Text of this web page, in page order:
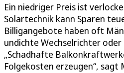
Ein niedriger Preis ist
Solartechnik kann Sparen
Billigangebote haben oft
undichte Wechselrichter
„Schadhafte
Folgekosten erzeugen“, sagt